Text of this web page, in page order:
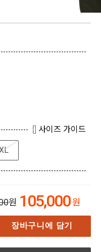
사이즈 가이드
원 105,000원
장바구니에 담기